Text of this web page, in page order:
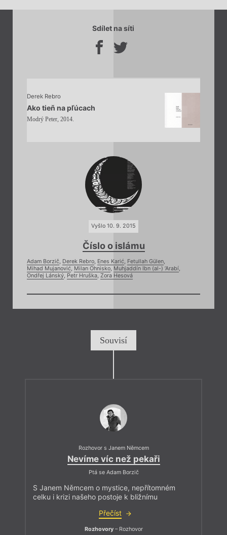
Sdílet na síti
Derek Rebro
Ako tieň na pľúcach
Modrý Peter, 2014.
Vyšlo 10. 9. 2015
Číslo o islámu
Adam Borzič, Derek Rebro, Enes Karić, Fetullah Gülen,
Mihad Mujanović, Milan Ohnisko, Muhjaddín Ibn (al-) ’Arabí,
Ondřej Lánský, Petr Hruška, Zora Hesová
Souvisí
Rozhovor s Janem Němcem
Nevíme víc než pekaři
Ptá se Adam Borzič
S Janem Němcem o mystice, nepřítomném
celku i krizi našeho postoje k bližnímu
Přečíst
Rozhovory– Rozhovor